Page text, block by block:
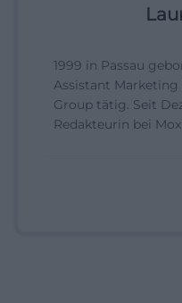
1999 in Passau
Assistant Marketing
Group tätig. Seit
Redakteurin bei